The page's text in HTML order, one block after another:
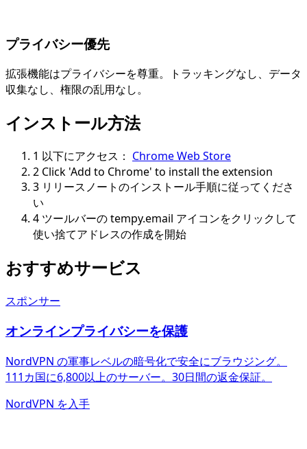
プライバシー優先
拡張機能はプライバシーを尊重。トラッキングなし、データ
収集なし、権限の乱用なし。
インストール方法
1 以下にアクセス： Chrome Web Store
2 Click 'Add to Chrome' to install the extension
3 リリースノートのインストール手順に従ってくださ
い
4 ツールバーの tempy.email アイコンをクリックして
使い捨てアドレスの作成を開始
おすすめサービス
スポンサー
オンラインプライバシーを保護
NordVPN の軍事レベルの暗号化で安全にブラウジング。
111カ国に6,800以上のサーバー。30日間の返金保証。
NordVPN を入手